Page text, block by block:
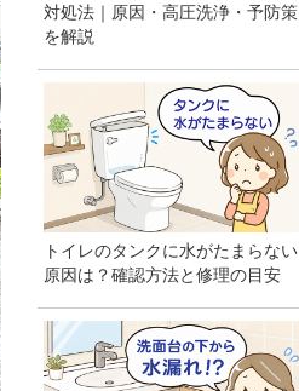
対処法｜原因・高圧洗浄・予防策
を解説
トイレのタンクに水がたまらない
原因は？確認方法と修理の目安